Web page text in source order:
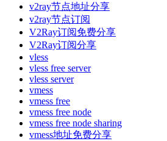
v2ray节点地址分享
v2ray节点订阅
V2Ray订阅免费分享
V2Ray订阅分享
vless
vless free server
vless server
vmess
vmess free
vmess free node
vmess free node sharing
vmess地址免费分享